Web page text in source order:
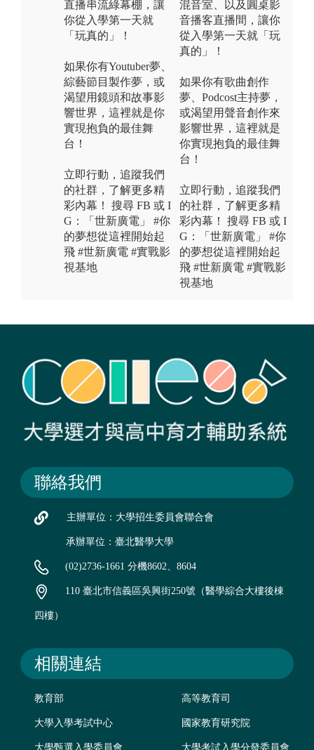
直播串流綠幕棚，讓
你從入學第一天就
「玩真的」！
如果你有Youtuber夢、
綜藝節目製作夢，或
渴望用鏡頭和故事影
響世界，這裡就是你
實現抱負的最佳舞
台！
立即行動，追蹤我們
的社群，了解更多精
彩內幕！ 搜尋 FB 或 I
G：「世新廣電」 #你
的夢想從這裡開始起
飛 #世新廣電 #實戰影
視基地
混音室、以及圓桌影
音播客直播間，讓你
從入學第一天就「玩
真的」！
如果你有歌曲創作
夢、Podcost主持夢，
或渴望用聲音創作來
影響世界，這裡就是
你實現抱負的最佳舞
台！
立即行動，追蹤我們
的社群，了解更多精
彩內幕！ 搜尋 FB 或 I
G：「世新廣電」 #你
的夢想從這裡開始起
飛 #世新廣電 #實戰影
視基地
聯絡我們
主辦單位：大學招生委員會聯合會
承辦單位：臺北醫學大學
(02)2736-1661 分機8602、8604
110 臺北市信義區吳興街250號（醫學綜合大樓後棟
四樓）
相關連結
教育部 高等教育司
大學入學考試中心 國家教育研究院
大學甄選入學委員會 大學考試入學分發委員會